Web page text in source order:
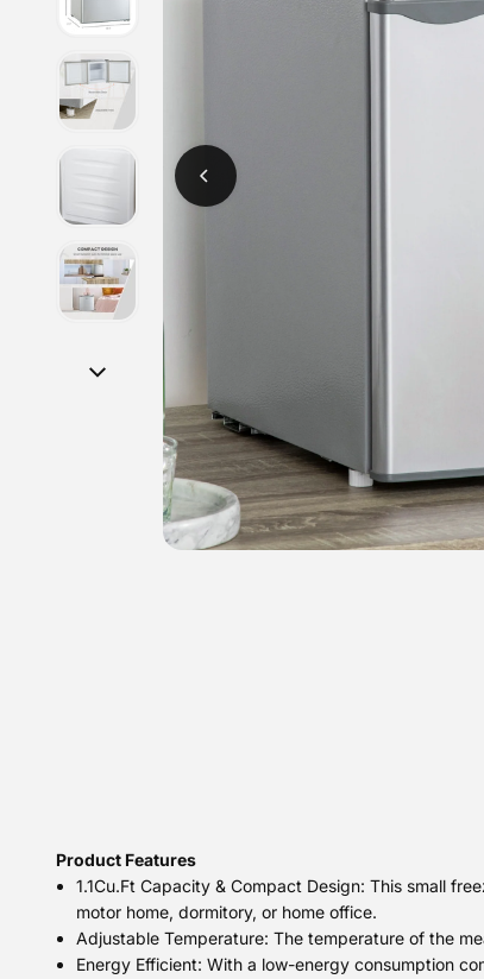
Product Features
1.1Cu.Ft Capacity & Compact Design: This small
motor home, dormitory, or home office.
Adjustable Temperature: The temperature of the
Energy Efficient: With a low-energy consumption